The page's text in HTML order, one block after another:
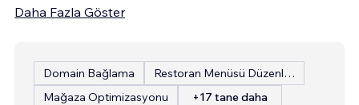
Daha Fazla Göster
Domain Bağlama
Restoran Menüsü Düzenleme
Mağaza Optimizasyonu
+17 tane daha